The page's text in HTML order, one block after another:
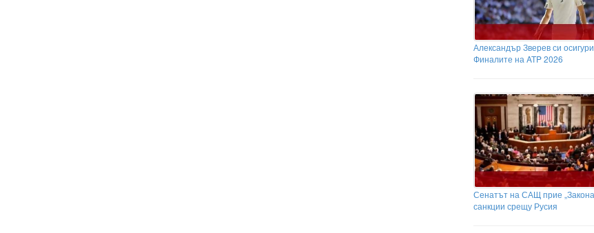
Александър Зверев си
Финалите на ATP 2026
Сенатът на САЩ прие
санкции срещу Русия